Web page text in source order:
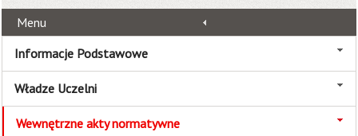
Menu
Informacje Podstawowe
Władze Uczelni
Wewnętrzne akty normatywne